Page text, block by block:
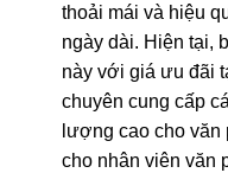
thoải mái và hiệu
ngày dài. Hiện tại,
này với giá ưu đãi
chuyên cung cấp
lượng cao cho văn
cho nhân viên văn